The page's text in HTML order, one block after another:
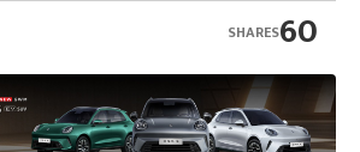
60
SHARES